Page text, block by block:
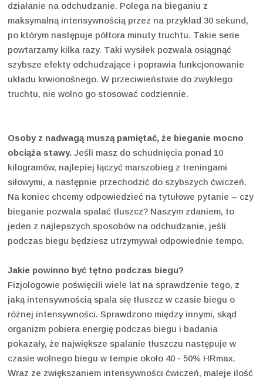
działanie na odchudzanie. Polega na bieganiu z
maksymalną intensywnością przez na przykład 30 sekund,
po którym następuje półtora minuty truchtu. Takie serie
powtarzamy kilka razy. Taki wysiłek pozwala osiągnąć
szybsze efekty odchudzające i poprawia funkcjonowanie
układu krwionośnego. W przeciwieństwie do zwykłego
truchtu, nie wolno go stosować codziennie.
Osoby z nadwagą muszą pamiętać, że bieganie mocno
obciąża stawy. Jeśli masz do schudnięcia ponad 10
kilogramów, najlepiej łączyć marszobieg z treningami
siłowymi, a następnie przechodzić do szybszych ćwiczeń.
Na koniec chcemy odpowiedzieć na tytułowe pytanie – czy
bieganie pozwala spalać tłuszcz? Naszym zdaniem, to
jeden z najlepszych sposobów na odchudzanie, jeśli
podczas biegu będziesz utrzymywał odpowiednie tempo.
Jakie powinno być tętno podczas biegu?
Fizjologowie poświęcili wiele lat na sprawdzenie tego, z
jaką intensywnością spala się tłuszcz w czasie biegu o
różnej intensywności. Sprawdzono między innymi, skąd
organizm pobiera energię podczas biegu i badania
pokazały, że największe spalanie tłuszczu następuje w
czasie wolnego biegu w tempie około 40 - 50% HRmax.
Wraz ze zwiększaniem intensywności ćwiczeń, maleje ilość